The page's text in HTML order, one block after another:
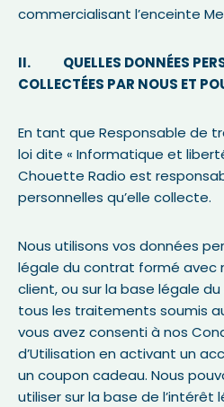
commercialisant l’enceinte
II. QUELLES DONNÉES
COLLECTÉES PAR NOUS ET
En tant que Responsable de
loi dite « Informatique et
Chouette Radio est
personnelles qu’elle collecte.
Nous utilisons vos données
légale du contrat formé avec
client, ou sur la base légale
tous les traitements soumis
vous avez consenti à nos
d’Utilisation en activant un
un coupon cadeau. Nous
utiliser sur la base de l’intérêt